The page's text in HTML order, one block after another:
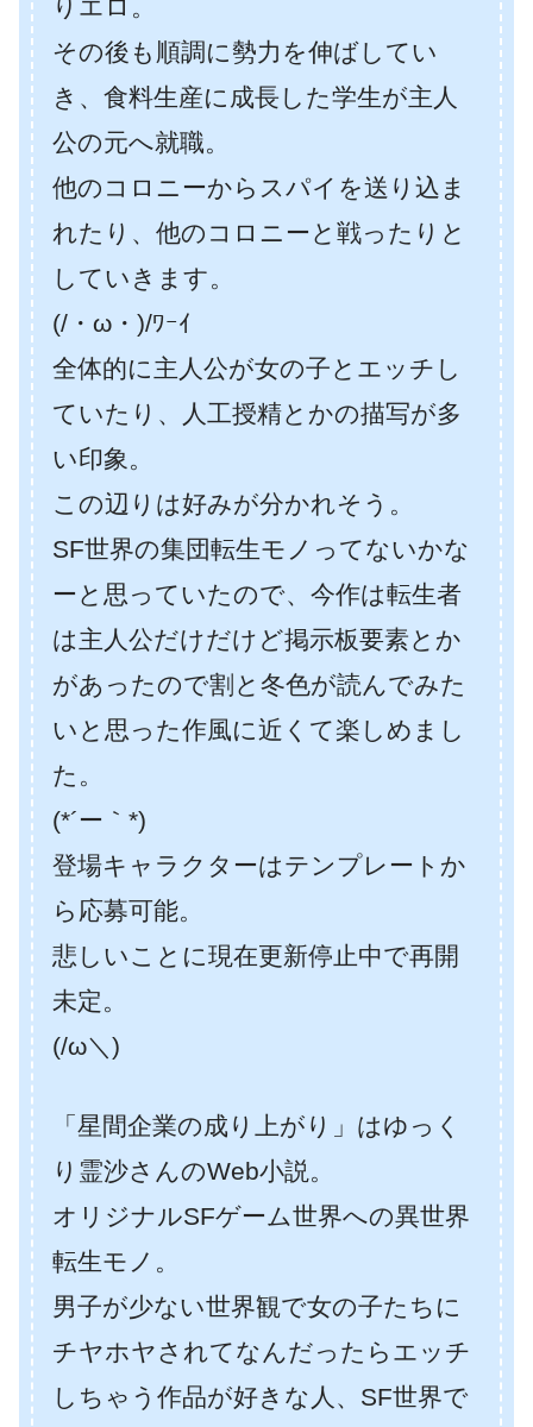
りエロ。
その後も順調に勢力を伸ばしてい
き、食料生産に成長した学生が主人
公の元へ就職。
他のコロニーからスパイを送り込ま
れたり、他のコロニーと戦ったりと
していきます。
(/・ω・)/ﾜｰｲ
全体的に主人公が女の子とエッチし
ていたり、人工授精とかの描写が多
い印象。
この辺りは好みが分かれそう。
SF世界の集団転生モノってないかな
ーと思っていたので、今作は転生者
は主人公だけだけど掲示板要素とか
があったので割と冬色が読んでみた
いと思った作風に近くて楽しめまし
た。
(*´ー｀*)
登場キャラクターはテンプレートか
ら応募可能。
悲しいことに現在更新停止中で再開
未定。
(/ω＼)
「星間企業の成り上がり」はゆっく
り霊沙さんのWeb小説。
オリジナルSFゲーム世界への異世界
転生モノ。
男子が少ない世界観で女の子たちに
チヤホヤされてなんだったらエッチ
しちゃう作品が好きな人、SF世界で